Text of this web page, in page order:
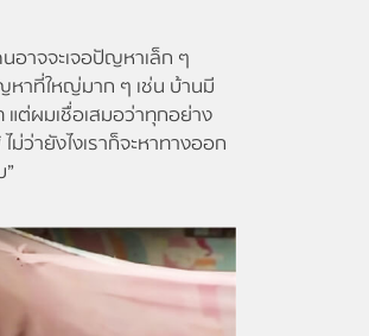
าจจะเจอปัญหาเล็ก ๆ
หาที่ใหญ่มาก ๆ เช่น บ้านมี
ต่ผมเชื่อเสมอว่าทุกอย่าง
ว่ายังไงเราก็จะหาทางออก